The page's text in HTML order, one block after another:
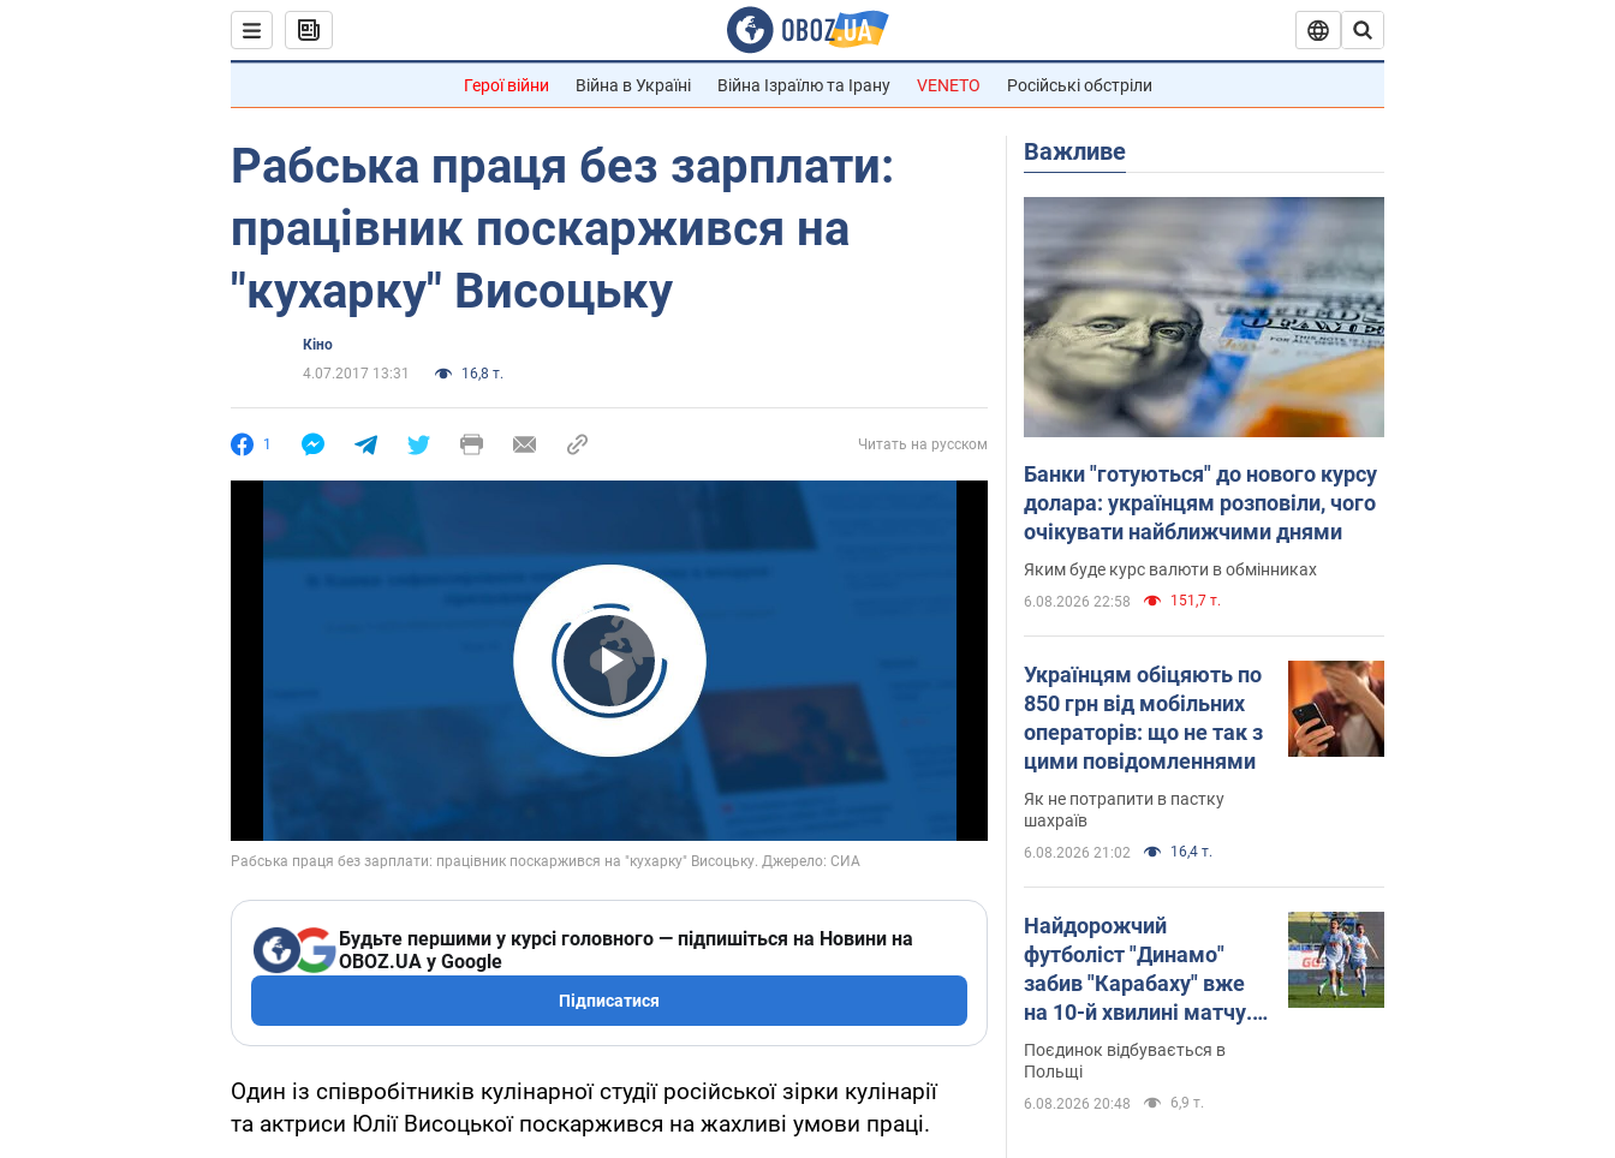
Герої війни Війна в Україні Війна Ізраїлю та Ірану VENETO Російські обстріли
Рабська праця без зарплати:
працівник поскаржився на
"кухарку" Висоцьку
Кіно
4.07.2017 13:31
16,8 т.
1 Читать на русском
Play Video
Будьте першими у курсі головного — підпишіться на Новини на
OBOZ.UA у Google
Підписатися
Один із співробітників кулінарної студії російської зірки кулінарії
та актриси Юлії Висоцької поскаржився на жахливі умови праці.
Важливе
Банки "готуються" до нового курсу
долара: українцям розповіли, чого
очікувати найближчими днями
Яким буде курс валюти в обмінниках
6.08.2026 22:58 151,7 т.
Українцям обіцяють по
850 грн від мобільних
операторів: що не так з
цими повідомленнями
Як не потрапити в пастку
шахраїв
6.08.2026 21:02 16,4 т.
Найдорожчий
футболіст "Динамо"
забив "Карабаху" вже
на 10-й хвилині матчу.
Відео
Поєдинок відбувається в
Польщі
6.08.2026 20:48 6,9 т.